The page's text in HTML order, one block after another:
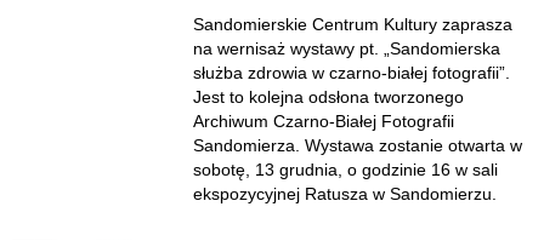
Sandomierskie Centrum Kultury zaprasza
na wernisaż wystawy pt. „Sandomierska
służba zdrowia w czarno-białej fotografii”.
Jest to kolejna odsłona tworzonego
Archiwum Czarno-Białej Fotografii
Sandomierza. Wystawa zostanie otwarta w
sobotę, 13 grudnia, o godzinie 16 w sali
ekspozycyjnej Ratusza w Sandomierzu.